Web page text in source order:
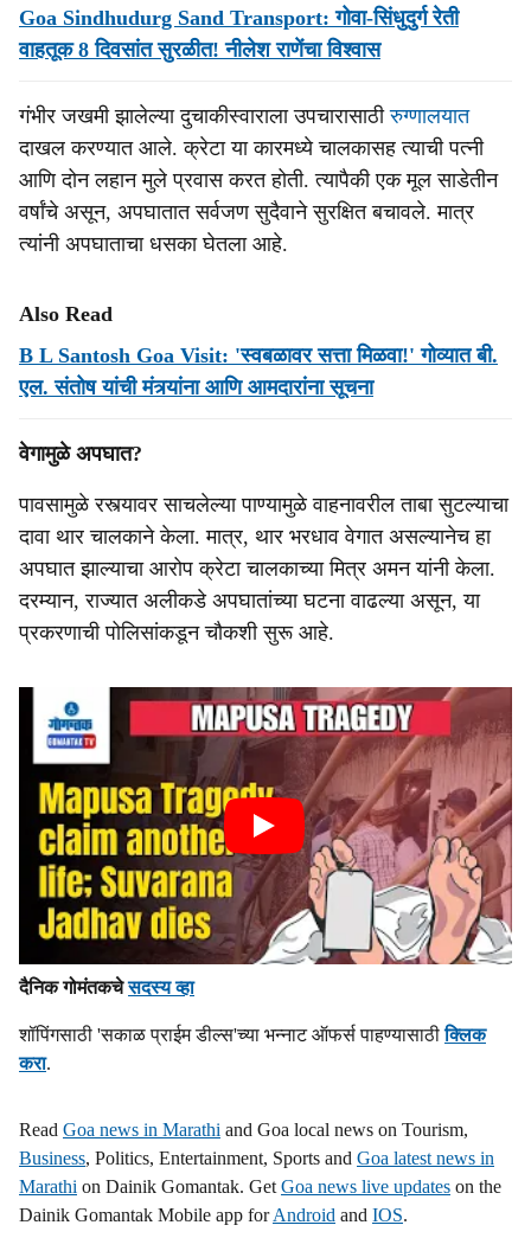
Goa Sindhudurg Sand Transport: गोवा-सिंधुदुर्ग रेती
वाहतूक 8 दिवसांत सुरळीत! नीलेश राणेंचा विश्‍‍वास
गंभीर जखमी झालेल्या दुचाकीस्वाराला उपचारासाठीरुग्णालयात
दाखल करण्यात आले. क्रेटा या कारमध्ये चालकासह त्याची पत्नी
आणि दोन लहान मुले प्रवास करत होती. त्यापैकी एक मूल साडेतीन
वर्षांचे असून, अपघातात सर्वजण सुदैवाने सुरक्षित बचावले. मात्र
त्यांनी अपघाताचा धसका घेतला आहे.
Also Read
B L Santosh Goa Visit: 'स्वबळावर सत्ता मिळवा!' गोव्यात बी.
एल. संतोष यांची मंत्र्यांना आणि आमदारांना सूचना
वेगामुळे अपघात?
पावसामुळे रस्त्यावर साचलेल्या पाण्यामुळे वाहनावरील ताबा सुटल्याचा
दावा थार चालकाने केला. मात्र, थार भरधाव वेगात असल्यानेच हा
अपघात झाल्याचा आरोप क्रेटा चालकाच्या मित्र अमन यांनी केला.
दरम्यान, राज्यात अलीकडे अपघातांच्या घटना वाढल्या असून, या
प्रकरणाची पोलिसांकडून चौकशी सुरू आहे.
दैनिक गोमंतकचेसदस्य व्हा
शॉपिंगसाठी 'सकाळ प्राईम डील्स'च्या भन्नाट ऑफर्स पाहण्यासाठीक्लिक
करा.
Read Goa news in Marathi and Goa local news on Tourism,
Business, Politics, Entertainment, Sports and Goa latest news in
Marathi on Dainik Gomantak. Get Goa news live updates on the
Dainik Gomantak Mobile app forAndroid and IOS.